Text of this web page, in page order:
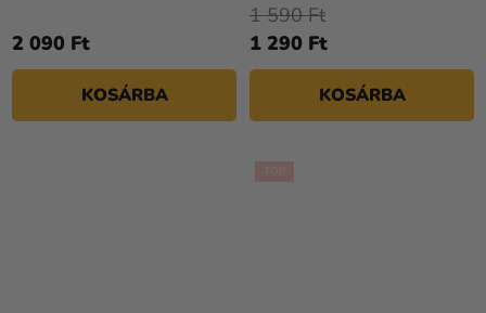
2 090 Ft
KOSÁRBA
1 290 Ft
1 590 Ft
KOSÁRBA